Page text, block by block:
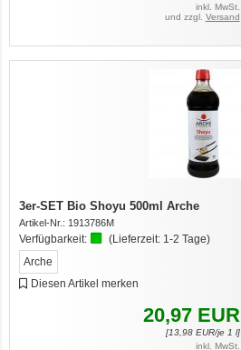
inkl. MwSt.
und zzgl. Versand
3er-SET Bio Shoyu 500ml Arche
Artikel-Nr.: 1913786M
Verfügbarkeit: (Lieferzeit: 1-2 Tage)
Arche
Diesen Artikel merken
20,97 EUR
[13,98EUR/je 1 l]
inkl. MwSt.